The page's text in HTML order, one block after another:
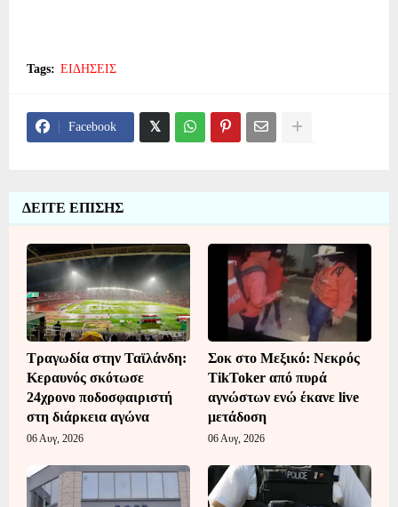
Tags: ΕΙΔΗΣΕΙΣ
Facebook
ΔΕΙΤΕ ΕΠΙΣΗΣ
Τραγωδία στην Ταϊλάνδη:
Κεραυνός σκότωσε
24χρονο ποδοσφαιριστή
στη διάρκεια αγώνα
06 Αυγ, 2026
Σοκ στο Μεξικό: Νεκρός
TikToker από πυρά
αγνώστων ενώ έκανε live
μετάδοση
06 Αυγ, 2026